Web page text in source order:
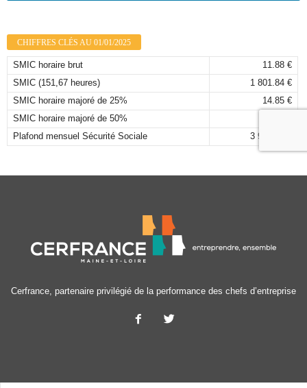
CHIFFRES CLÉS AU 01/01/2025
SMIC horaire brut
11.88 €
SMIC (151,67 heures)
1 801.84 €
SMIC horaire majoré de 25%
14.85 €
SMIC horaire majoré de 50%
Plafond mensuel Sécurité Sociale
3 925,00 €
Cerfrance, partenaire privilégié de la performance des chefs d’entreprise